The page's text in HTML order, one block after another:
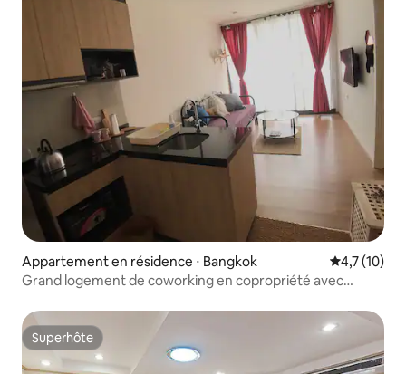
Appartement en résidence ⋅ Bangkok Évaluation
4,7 (10)
Grand logement de coworking en copropriété avec
Superhôte
Superhôte